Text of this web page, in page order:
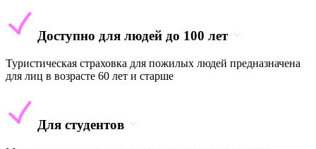
Доступно для людей до 100 лет
Туристическая страховка для пожилых людей предназначена
для лиц в возрасте 60 лет и старше
Для студентов